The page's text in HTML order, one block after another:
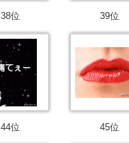
38位 39位
44位 45位